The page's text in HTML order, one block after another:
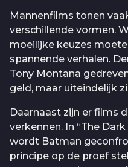
Mannenfilms tonen
verschillende vormen.
moeilijke keuzes
spannende verhalen.
Tony Montana
geld, maar uiteindelijk
Daarnaast zijn er films
verkennen. In “The
wordt Batman
principe op de proef